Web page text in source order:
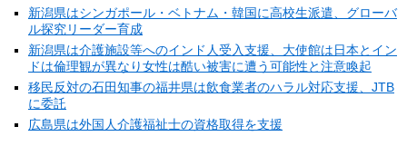
新潟県はシンガポール・ベトナム・韓国に高校生派遣、グローバ
ル探究リーダー育成
新潟県は介護施設等へのインド人受入支援、大使館は日本とイン
ドは倫理観が異なり女性は酷い被害に遭う可能性と注意喚起
移民反対の石田知事の福井県は飲食業者のハラル対応支援、JTB
に委託
広島県は外国人介護福祉士の資格取得を支援